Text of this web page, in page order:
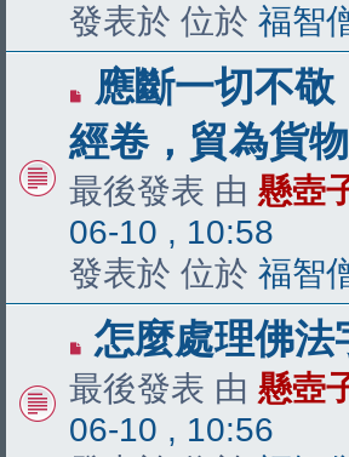
發表於 位於 福智
有
新
文
章
應斷一切不敬
經卷，貿為貨物
最後發表 由 懸壺
06-10 , 10:58
發表於 位於 福智
有
新
文
怎麼處理佛法
最後發表 由 懸壺
06-10 , 10:56